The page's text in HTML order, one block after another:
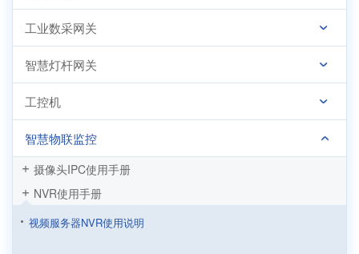
工业数采网关
智慧灯杆网关
工控机
智慧物联监控
摄像头IPC使用手册
NVR使用手册
视频服务器NVR使用说明